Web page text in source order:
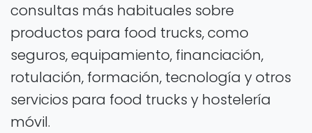
consultas más habituales sobre
productos para food trucks, como
seguros, equipamiento, financiación,
rotulación, formación, tecnología y otros
servicios para food trucks y hostelería
móvil.